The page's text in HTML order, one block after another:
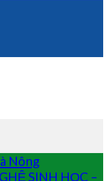
Nông
SINH HỌC –